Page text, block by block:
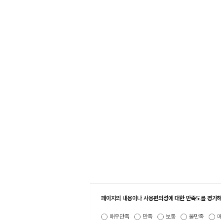
페이지의 내용이나 사용편의성에 대한 만족도를 평가
매우만족 만족 보통 불만족